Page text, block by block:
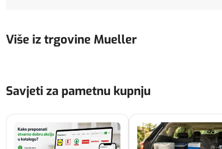
Više iz trgovine Mueller
Savjeti za pametnu kupnju